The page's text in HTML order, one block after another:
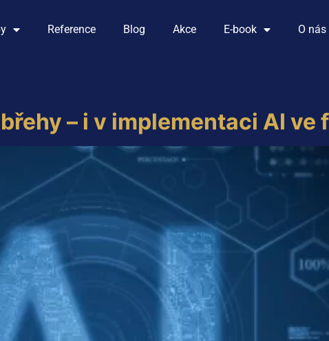
Reference Blog Akce E-book O nás
– i v implementaci AI ve